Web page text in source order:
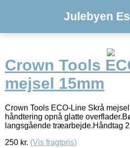
Julebyen
Crown Tools
mejsel 15mm
Crown Tools ECO-Line Skrå
håndtering opnå glatte
langsgående træarbejde.Håndtag
250 kr. (Vis fragtpris)